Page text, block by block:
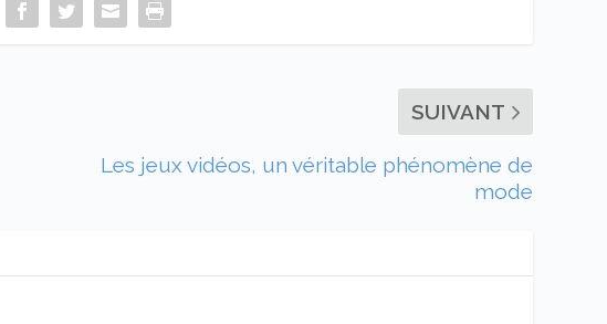
SUIVANT
Les jeux vidéos, un véritable phénomène de
mode